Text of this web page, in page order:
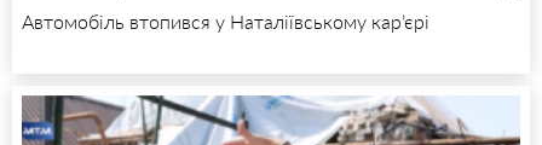
Автомобіль втопився у Наталіївському кар’єрі